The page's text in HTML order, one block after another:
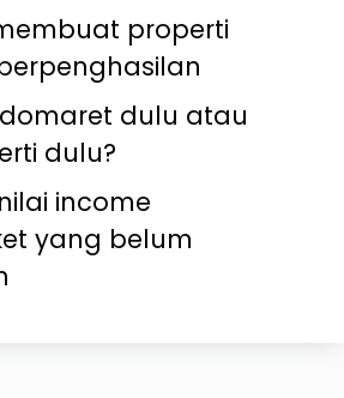
properti
dulu atau
dulu?
income
yang belum